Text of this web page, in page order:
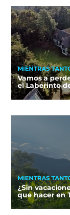
MIENTRAS
Vamos a
el Laberinto
MIENTRAS
¿Sin
que hacer en